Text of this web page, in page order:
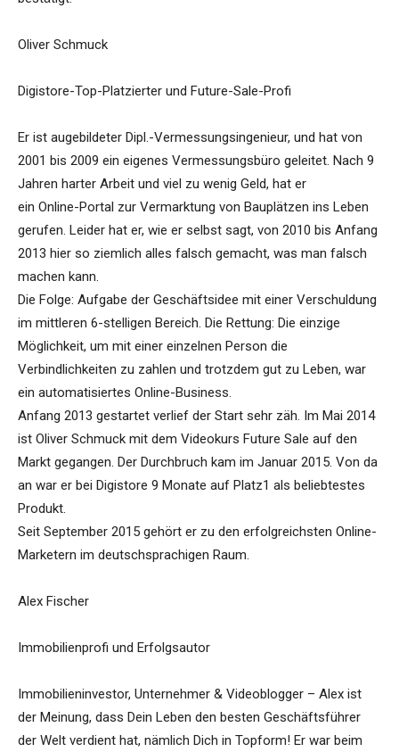
Oliver Schmuck
Digistore-Top-Platzierter und Future-Sale-Profi
Er ist augebildeter Dipl.-Vermessungsingenieur, und hat von
2001 bis 2009 ein eigenes Vermessungsbüro geleitet. Nach 9
Jahren harter Arbeit und viel zu wenig Geld, hat er
ein Online-Portal zur Vermarktung von Bauplätzen ins Leben
gerufen. Leider hat er, wie er selbst sagt, von 2010 bis Anfang
2013 hier so ziemlich alles falsch gemacht, was man falsch
machen kann.
Die Folge: Aufgabe der Geschäftsidee mit einer Verschuldung
im mittleren 6-stelligen Bereich. Die Rettung: Die einzige
Möglichkeit, um mit einer einzelnen Person die
Verbindlichkeiten zu zahlen und trotzdem gut zu Leben, war
ein automatisiertes Online-Business.
Anfang 2013 gestartet verlief der Start sehr zäh. Im Mai 2014
ist Oliver Schmuck mit dem Videokurs Future Sale auf den
Markt gegangen. Der Durchbruch kam im Januar 2015. Von da
an war er bei Digistore 9 Monate auf Platz1 als beliebtestes
Produkt.
Seit September 2015 gehört er zu den erfolgreichsten Online-
Marketern im deutschsprachigen Raum.
Alex Fischer
Immobilienprofi und Erfolgsautor
Immobilieninvestor, Unternehmer & Videoblogger – Alex ist
der Meinung, dass Dein Leben den besten Geschäftsführer
der Welt verdient hat, nämlich Dich in Topform! Er war beim